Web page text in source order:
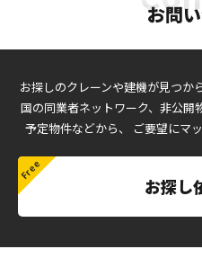
お問
お探しのクレーンや建機が見つか
国の同業者ネットワーク、非公
予定物件などから、
ご要望にマ
お探し